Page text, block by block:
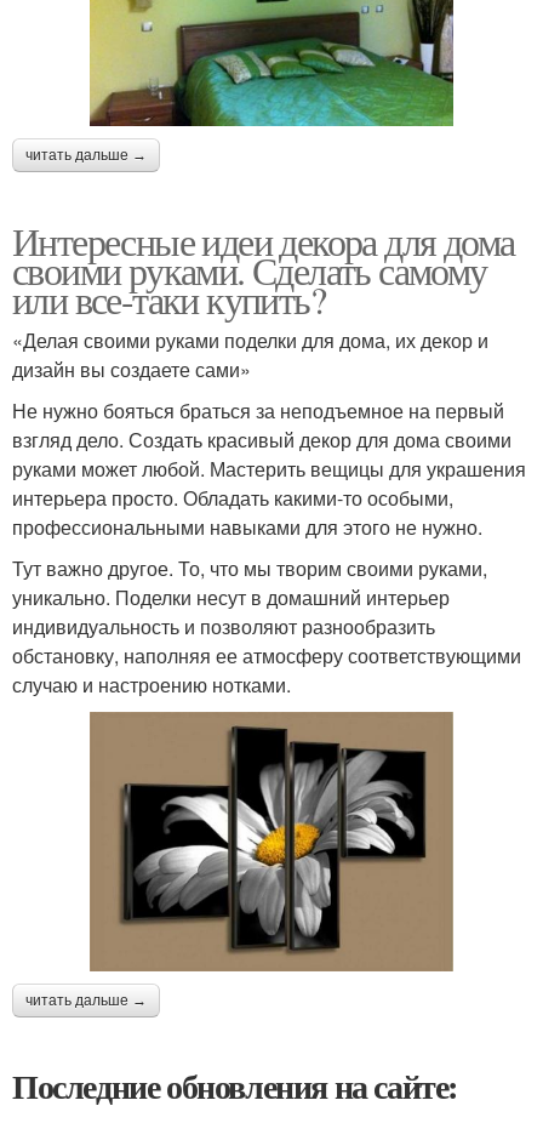
читать дальше →
Интересные идеи декора для дома
своими руками. Сделать самому
или все-таки купить?
«Делая своими руками поделки для дома, их декор и
дизайн вы создаете сами»
Не нужно бояться браться за неподъемное на первый
взгляд дело. Создать красивый декор для дома своими
руками может любой. Мастерить вещицы для украшения
интерьера просто. Обладать какими-то особыми,
профессиональными навыками для этого не нужно.
Тут важно другое. То, что мы творим своими руками,
уникально. Поделки несут в домашний интерьер
индивидуальность и позволяют разнообразить
обстановку, наполняя ее атмосферу соответствующими
случаю и настроению нотками.
читать дальше →
Последние обновления на сайте: